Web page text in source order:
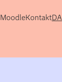
MoodleKontaktDA